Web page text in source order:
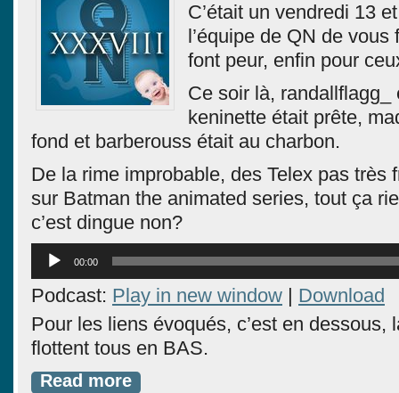
C’était un vendredi 13
l’équipe de QN de vous
font peur, enfin pour
Ce soir là, randallflagg_
keninette était prête,
fond et barberouss était au charbon.
De la rime improbable, des Telex pas très
sur Batman the animated series, tout ça
c’est dingue non?
Lecteur
audio
00:00
Podcast: Play in new window | Download
Pour les liens évoqués, c’est en dessous,
flottent tous en BAS.
Read more